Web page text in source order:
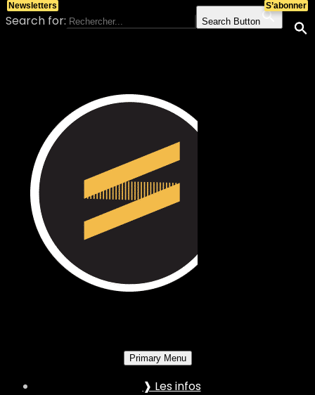
Search for: Search Button
Primary Menu
❱ Les infos
S’abonner
Newsletters